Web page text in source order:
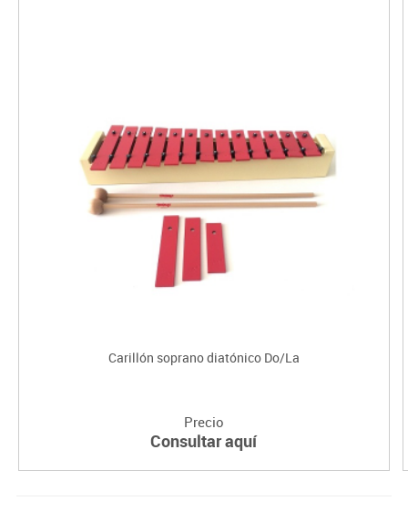
Carillón soprano diatónico Do/La
Precio
Consultar aquí